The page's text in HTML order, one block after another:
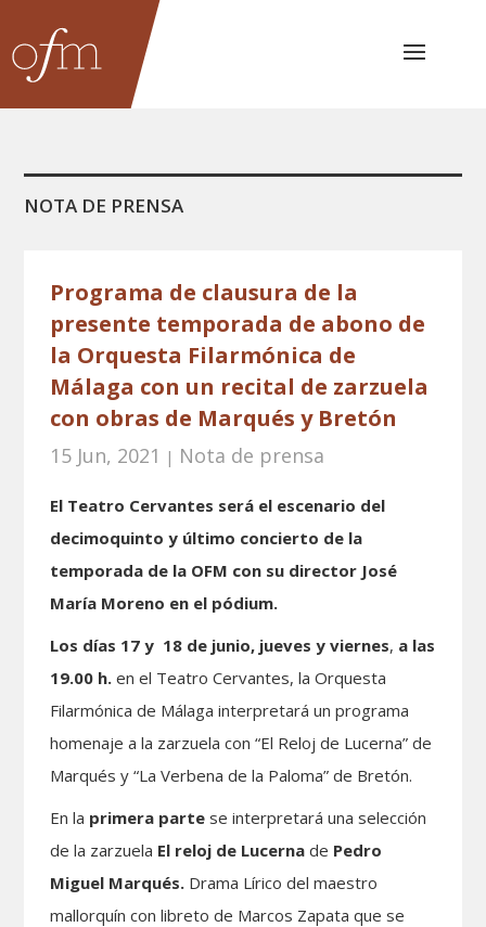
NOTA DE PRENSA
Programa de clausura de la
presente temporada de abono de
la Orquesta Filarmónica de
Málaga con un recital de zarzuela
con obras de Marqués y Bretón
15 Jun, 2021 | Nota de prensa
El Teatro Cervantes será el escenario del
decimoquinto y último concierto de la
temporada de la OFM con su director José
María Moreno en el pódium.
Los días 17 y 18 de junio, jueves y viernes, a las
19.00 h. en el Teatro Cervantes, la Orquesta
Filarmónica de Málaga interpretará un programa
homenaje a la zarzuela con “El Reloj de Lucerna” de
Marqués y “La Verbena de la Paloma” de Bretón.
En la primera partese interpretará una selección
de la zarzuela El reloj de Lucerna de Pedro
Miguel Marqués. Drama Lírico del maestro
mallorquín con libreto de Marcos Zapata que se